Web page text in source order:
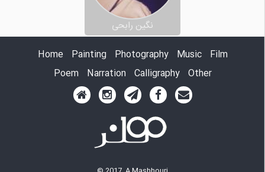
نگین رابحی
Home
Painting Photography Music
Film
Poem
Narration Calligraphy Other